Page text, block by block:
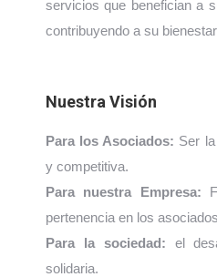
servicios que benefician a
contribuyendo a su
Nuestra Visión
Para los Asociados: Ser
y competitiva.
Para nuestra Empresa:
pertenencia en los
Para la sociedad: el
solidaria.